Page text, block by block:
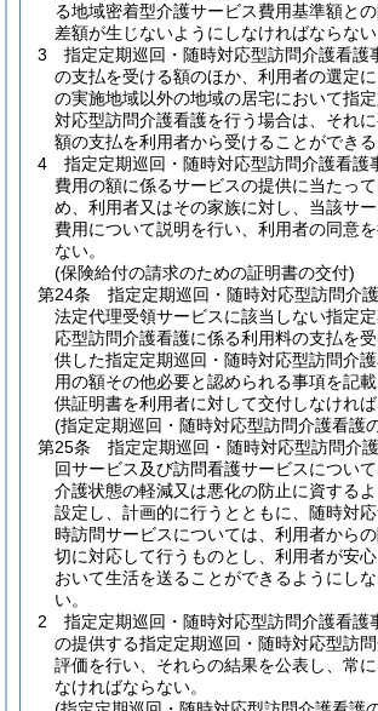
る地域密着型介護サービス費用基準額と
差額が生じないようにしなければならない
3
指定定期巡回・随時対応型訪問介護看護
の支払を受ける額のほか、利用者の選定
の実施地域以外の地域の居宅において指
対応型訪問介護看護を行う場合は、それ
額の支払を利用者から受けることができる
4
指定定期巡回・随時対応型訪問介護看護
費用の額に係るサービスの提供に当たっ
め、利用者又はその家族に対し、当該サ
費用について説明を行い、利用者の同意
ない。
(保険給付の請求のための証明書の交付)
第24条
指定定期巡回・随時対応型訪問介
法定代理受領サービスに該当しない指定
応型訪問介護看護に係る利用料の支払を
供した指定定期巡回・随時対応型訪問介
用の額その他必要と認められる事項を記
供証明書を利用者に対して交付しなければ
(指定定期巡回・随時対応型訪問介護看護
第25条
指定定期巡回・随時対応型訪問介
回サービス及び訪問看護サービスについ
介護状態の軽減又は悪化の防止に資する
設定し、計画的に行うとともに、随時対
時訪問サービスについては、利用者から
切に対応して行うものとし、利用者が安
おいて生活を送ることができるようにし
い。
2
指定定期巡回・随時対応型訪問介護看護
の提供する指定定期巡回・随時対応型訪
評価を行い、それらの結果を公表し、常
なければならない。